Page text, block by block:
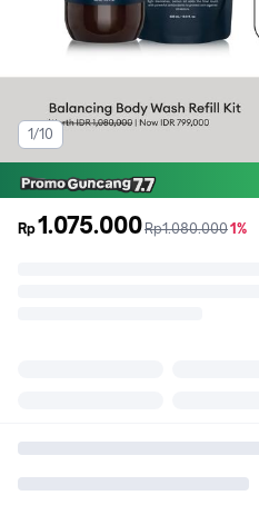
1/10
Rp1.075.000sebelum
Rp1.080.0001%